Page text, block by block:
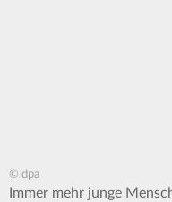
© dpa
Immer mehr junge